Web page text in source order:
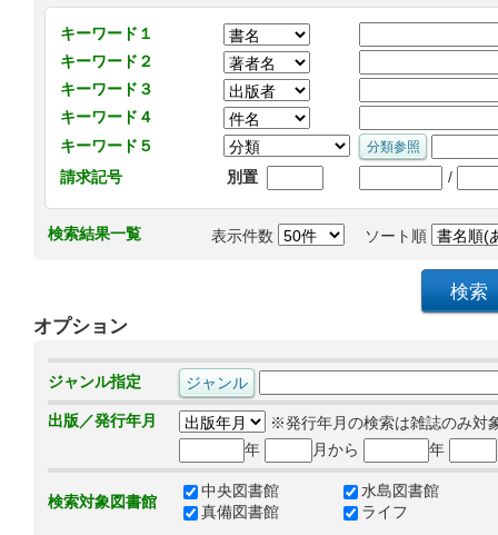
キーワード１
キーワード２
キーワード３
キーワード４
キーワード５
請求記号
別置 /
検索結果一覧 表示件数 ソート順
オプション
ジャンル指定
出版／発行年月
※発行年月の検索は雑誌のみ対
年
月から 年
検索対象図書館
中央図書館
水島図書館
真備図書館
ライフ